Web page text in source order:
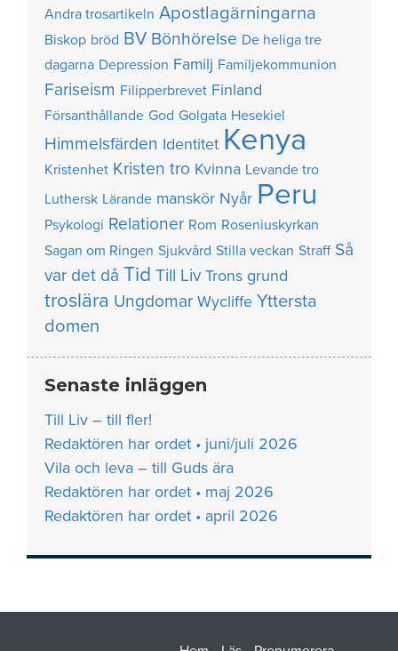
Andra trosartikeln Apostlagärningarna
Biskop bröd BV Bönhörelse De heliga tre
dagarna Depression Familj Familjekommunion
Fariseism Filipperbrevet Finland
Försanthållande God Golgata Hesekiel
Himmelsfärden Identitet Kenya
Kristenhet Kristen tro Kvinna Levande tro
Luthersk Lärande manskör Nyår Peru
Psykologi Relationer Rom Roseniuskyrkan
Sagan om Ringen Sjukvård Stilla veckan Straff Så
var det då Tid Till Liv Trons grund
troslära Ungdomar Wycliffe Yttersta
domen
Senaste inläggen
Till Liv – till fler!
Redaktören har ordet • juni/juli 2026
Vila och leva – till Guds ära
Redaktören har ordet • maj 2026
Redaktören har ordet • april 2026